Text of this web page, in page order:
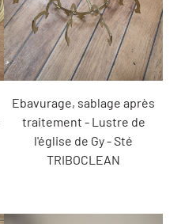
Ebavurage, sablage après
traitement - Lustre de
l'église de Gy - Sté
TRIBOCLEAN